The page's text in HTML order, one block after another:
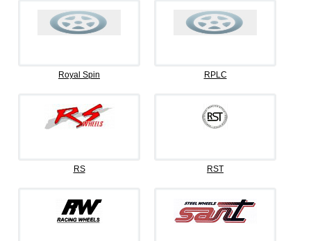
Royal Spin RPLC
RS RST